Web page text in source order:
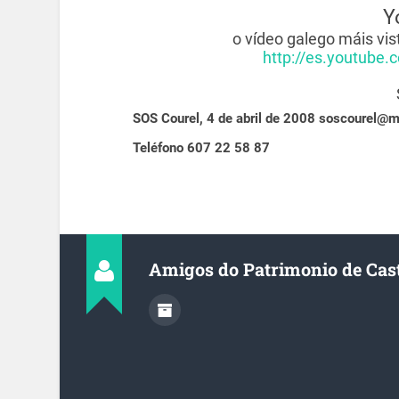
o vídeo galego máis
http://
SOS Courel, 4 de abril de 2008
Teléfono 607 22 58 87
Amigos do Patrimonio de